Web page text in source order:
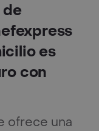
es
con
ofrece una